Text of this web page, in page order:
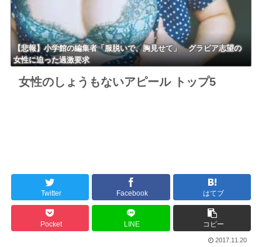
【悲報】小学館の編集者「服脱いで、胸見せて」 グラビア志望の
女性に迫った過激要求
女性のしょうもないアピール トップ5
Twitter Facebook はてブ
Pocket LINE コピー
2017.11.20